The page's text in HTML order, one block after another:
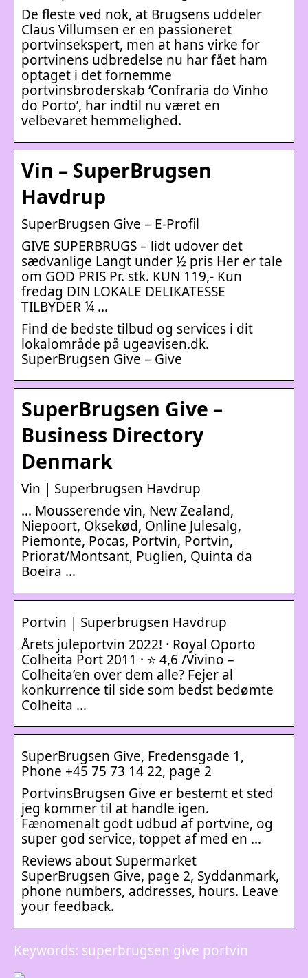
De fleste ved nok, at Brugsens uddeler
Claus Villumsen er en passioneret
portvinsekspert, men at hans virke for
portvinens udbredelse nu har fået ham
optaget i det fornemme
portvinsbroderskab ‘Confraria do Vinho
do Porto’, har indtil nu været en
velbevaret hemmelighed.
Vin – SuperBrugsen
Havdrup
SuperBrugsen Give – E-Profil
GIVE SUPERBRUGS – lidt udover det
sædvanlige Langt under ½ pris Her er tale
om GOD PRIS Pr. stk. KUN 119,- Kun
fredag DIN LOKALE DELIKATESSE
TILBYDER ¼ …
Find de bedste tilbud og services i dit
lokalområde på ugeavisen.dk.
SuperBrugsen Give – Give
SuperBrugsen Give –
Business Directory
Denmark
Vin | Superbrugsen Havdrup
… Mousserende vin, New Zealand,
Niepoort, Oksekød, Online Julesalg,
Piemonte, Pocas, Portvin, Portvin,
Priorat/Montsant, Puglien, Quinta da
Boeira …
Portvin | Superbrugsen Havdrup
Årets juleportvin 2022! · Royal Oporto
Colheita Port 2011 · ⭐ 4,6 /Vivino –
Colheita’en over dem alle? Fejer al
konkurrence til side som bedst bedømte
Colheita …
SuperBrugsen Give, Fredensgade 1,
Phone +45 75 73 14 22, page 2
PortvinsBrugsen Give er bestemt et sted
jeg kommer til at handle igen.
Fænomenalt godt udbud af portvine, og
super god service, toppet af med en …
Reviews about Supermarket
SuperBrugsen Give, page 2, Syddanmark,
phone numbers, addresses, hours. Leave
your feedback.
Keywords: superbrugsen give portvin